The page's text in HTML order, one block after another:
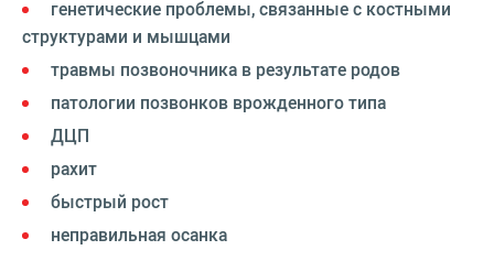
генетические проблемы, связанные с костными
структурами и мышцами
травмы позвоночника в результате родов
патологии позвонков врожденного типа
ДЦП
рахит
быстрый рост
неправильная осанка